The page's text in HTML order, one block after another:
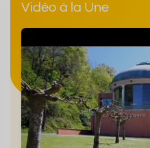
Vidéo à la Une